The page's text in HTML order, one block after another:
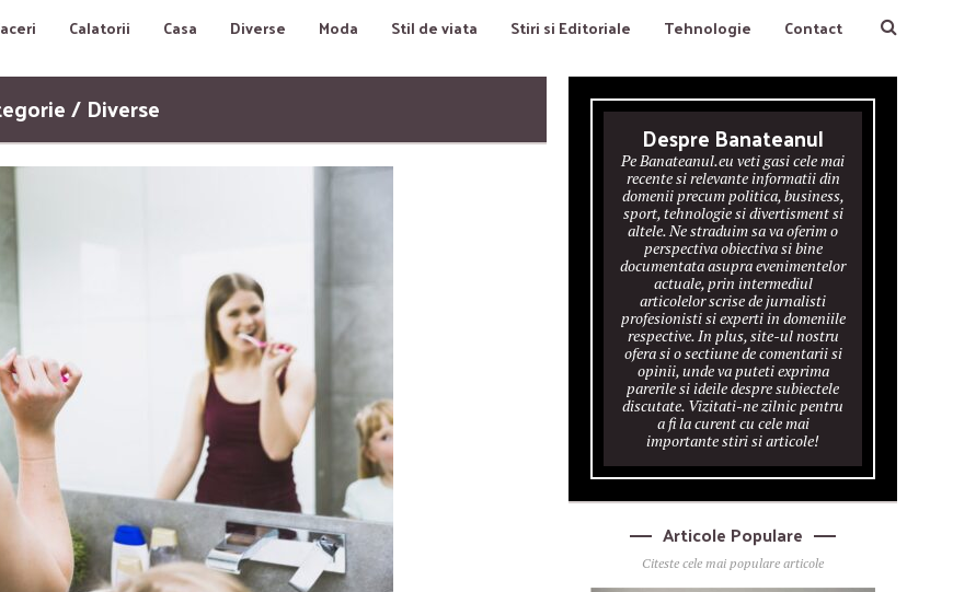
Calatorii Casa Diverse Moda Stil de viata Stiri si Editoriale Tehnologie Contact
/ Diverse
Despre Banateanul
Pe Banateanul.eu veti gasi cele mai
recente si relevante informatii din
domenii precum politica, business,
sport, tehnologie si divertisment si
altele. Ne straduim sa va oferim o
perspectiva obiectiva si bine
documentata asupra evenimentelor
actuale, prin intermediul
articolelor scrise de jurnalisti
profesionisti si experti in domeniile
respective. In plus, site-ul nostru
ofera si o sectiune de comentarii si
opinii, unde va puteti exprima
parerile si ideile despre subiectele
discutate. Vizitati-ne zilnic pentru
a fi la curent cu cele mai
importante stiri si articole!
Articole Populare
Citeste cele mai populare articole